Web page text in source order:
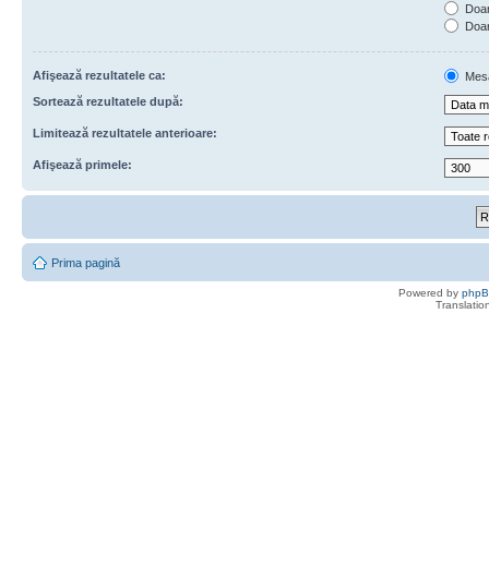
Afişează rezultatele ca:
Sortează rezultatele după:
Limitează rezultatele anterioare:
Afişează primele:
Prima pagină
Powered by